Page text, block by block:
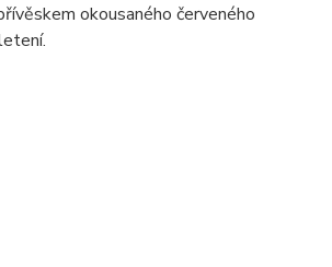
okousaného červeného